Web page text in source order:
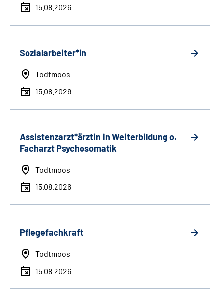
15.08.2026
Sozialarbeiter*in
Todtmoos
15.08.2026
Assistenzarzt*ärztin in Weiterbildung o.
Facharzt Psychosomatik
Todtmoos
15.08.2026
Pflegefachkraft
Todtmoos
15.08.2026